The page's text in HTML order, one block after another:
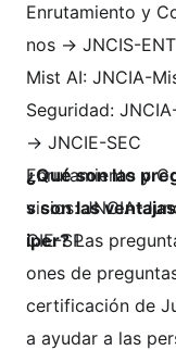
Enrutamiento y
nos → JNCIS-
Mist AI: JNCIA-
Seguridad:
→ JNCIE-SEC
Enrutamiento y
vicios: JNCIA-
CIE-SP
¿Qué son las
s son las
iper?Las
ones de
certificación de
a ayudar a las